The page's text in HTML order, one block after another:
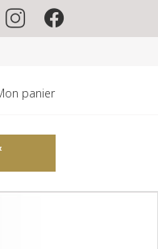
panier